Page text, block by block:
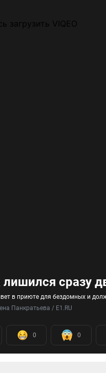
загрузить VIQEO
сразу
в приюте для бездомных и
Панкратьева / E1.RU
0 0